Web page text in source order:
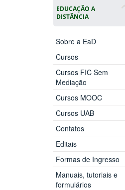
EDUCAÇÃO A
DISTÂNCIA
Sobre a EaD
Cursos
Cursos FIC Sem
Mediação
Cursos MOOC
Cursos UAB
Contatos
Editais
Formas de Ingresso
Manuais, tutoriais e
formulários